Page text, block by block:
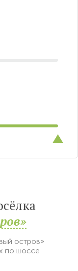
остров»
по шоссе